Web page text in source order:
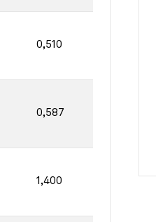
0,510
0,587
1,400